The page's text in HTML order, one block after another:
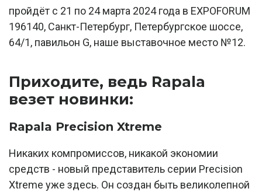
пройдёт с 21 по 24 марта 2024 года в EXPOFORUM
196140, Санкт-Петербург, Петербургское шоссе,
64/1, павильон G, наше выставочное место №12.
Приходите, ведь Rapala
везет новинки:
Rapala Precision Xtreme
Никаких компромиссов, никакой экономии
средств - новый представитель серии Precision
Xtreme уже здесь. Он создан быть великолепной